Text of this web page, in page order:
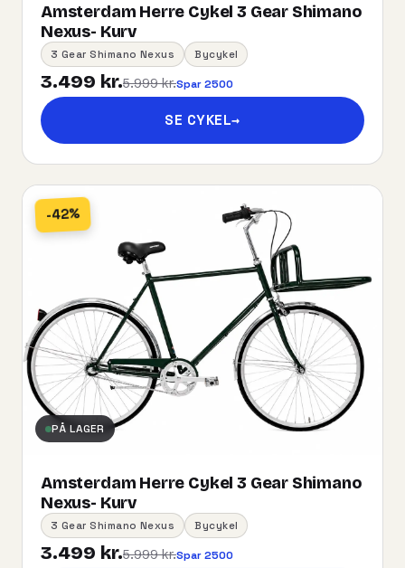
Amsterdam Herre Cykel 3 Gear Shimano
Nexus- Kurv
3 Gear Shimano Nexus Bycykel
3.499 kr.5.999 kr.Spar 2500
SE CYKEL→
-42%
PÅ LAGER
Amsterdam Herre Cykel 3 Gear Shimano
Nexus- Kurv
3 Gear Shimano Nexus Bycykel
3.499 kr.5.999 kr.Spar 2500